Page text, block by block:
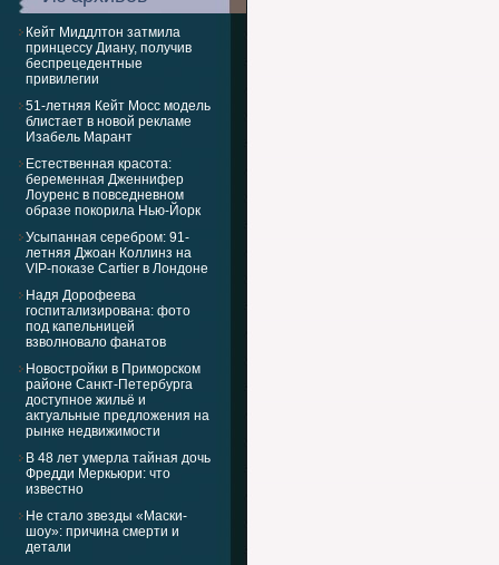
Кейт Миддлтон затмила
принцессу Диану, получив
беспрецедентные
привилегии
51-летняя Кейт Мосс модель
блистает в новой рекламе
Изабель Марант
Естественная красота:
беременная Дженнифер
Лоуренс в повседневном
образе покорила Нью-Йорк
Усыпанная серебром: 91-
летняя Джоан Коллинз на
VIP-показе Cartier в Лондоне
Надя Дорофеева
госпитализирована: фото
под капельницей
взволновало фанатов
Новостройки в Приморском
районе Санкт-Петербурга
доступное жильё и
актуальные предложения на
рынке недвижимости
В 48 лет умерла тайная дочь
Фредди Меркьюри: что
известно
Не стало звезды «Маски-
шоу»: причина смерти и
детали